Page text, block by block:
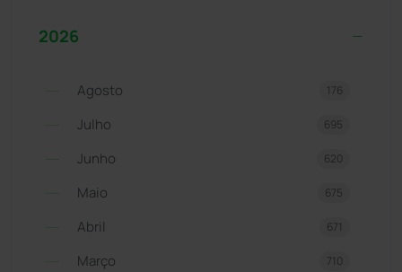
2026
Agosto 176
Julho 695
Junho 620
Maio 675
Abril 671
Março 710